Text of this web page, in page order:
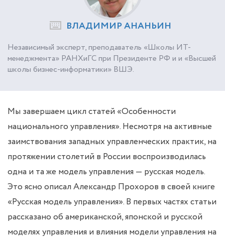
ВЛАДИМИР АНАНЬИН
Независимый эксперт, преподаватель «Школы ИТ-
менеджмента» РАНХиГС при Президенте РФ и и «Высшей
школы бизнес-информатики» ВШЭ.
Мы завершаем цикл статей «Особенности
национального управления». Несмотря на активные
заимствования западных управленческих практик, на
протяжении столетий в России воспроизводилась
одна и та же модель управления — русская модель.
Это ясно описал Александр Прохоров в своей книге
«Русская модель управления». В первых частях статьи
рассказано об американской, японской и русской
моделях управления и влияния модели управления на